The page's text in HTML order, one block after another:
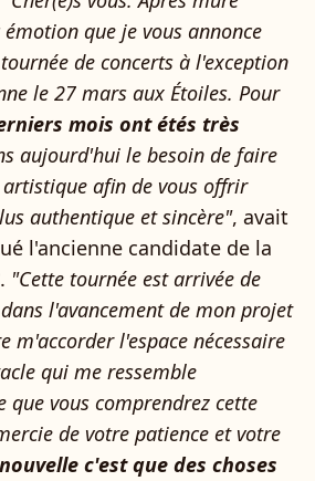
que je vous annonce
de concerts à l'exception
le 27 mars aux Étoiles. Pour
mois ont étés très
aujourd'hui le besoin de faire
afin de vous offrir
authentique et sincère", avait
l'ancienne candidate de la
. "Cette tournée est arrivée de
l'avancement de mon projet
m'accorder l'espace nécessaire
qui me ressemble
que vous comprendrez cette
de votre patience et votre
c'est que des choses